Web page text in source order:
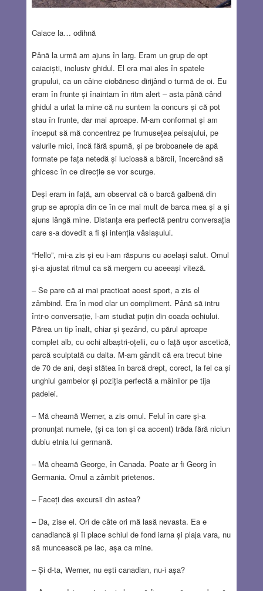
Caiace la… odihnă
Până la urmă am ajuns în larg. Eram un grup de opt
caiaciști, inclusiv ghidul. El era mai ales în spatele
grupului, ca un câine ciobănesc dirijând o turmă de oi. Eu
eram în frunte și înaintam în ritm alert – asta până când
ghidul a urlat la mine că nu suntem la concurs și că pot
stau în frunte, dar mai aproape. M-am conformat și am
început să mă concentrez pe frumusețea peisajului, pe
valurile mici, încă fără spumă, și pe broboanele de apă
formate pe fața netedă și lucioasă a bărcii, încercând să
ghicesc în ce direcție se vor scurge.
Deși eram in față, am observat că o barcă galbenă din
grup se apropia din ce în ce mai mult de barca mea și a și
ajuns lângă mine. Distanța era perfectă pentru conversația
care s-a dovedit a fi şi intenția vâslașului.
“Hello”, mi-a zis și eu i-am răspuns cu același salut. Omul
și-a ajustat ritmul ca să mergem cu aceeași viteză.
– Se pare că ai mai practicat acest sport, a zis el
zâmbind. Era în mod clar un compliment. Până să intru
într-o conversație, l-am studiat puțin din coada ochiului.
Părea un tip înalt, chiar și șezând, cu părul aproape
complet alb, cu ochi albaștri-oțelii, cu o față ușor ascetică,
parcă sculptată cu dalta. M-am gândit că era trecut bine
de 70 de ani, deși stătea în barcă drept, corect, la fel ca și
unghiul gambelor și poziția perfectă a mâinilor pe tija
padelei.
– Mă cheamă Werner, a zis omul. Felul în care și-a
pronunțat numele, (și ca ton și ca accent) trăda fără niciun
dubiu etnia lui germană.
– Mă cheamă George, în Canada. Poate ar fi Georg în
Germania. Omul a zâmbit prietenos.
– Faceți des excursii din astea?
– Da, zise el. Ori de câte ori mă lasă nevasta. Ea e
canadiancă și îi place schiul de fond iarna și plaja vara, nu
să muncească pe lac, așa ca mine.
– Și d-ta, Werner, nu ești canadian, nu-i așa?